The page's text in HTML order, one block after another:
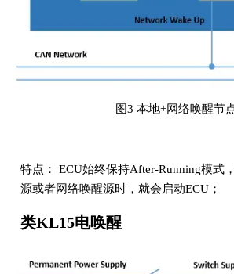
图3 本地+网络唤醒节
特点： ECU始终保持After-Running模式
源或者网络唤醒源时，就会启动ECU；
类KL15电唤醒